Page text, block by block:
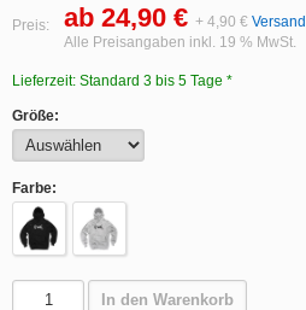
Preis: ab 24,90 € + 4,90 € Versand
Alle Preisangaben inkl. 19 % MwSt.
Lieferzeit: Standard 3 bis 5 Tage *
Größe:
Farbe:
In den Warenkorb